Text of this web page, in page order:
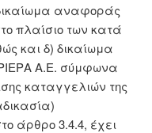
αναφοράς
πλαίσιο των κατά
και δ) δικαίωμα
Α.Ε. σύμφωνα
καταγγελιών της
άρθρο 3.4.4, έχει